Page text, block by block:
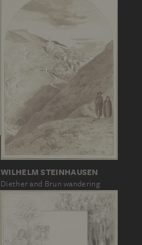
WILHELM STEINHAUSEN
Diether and Brun wandering